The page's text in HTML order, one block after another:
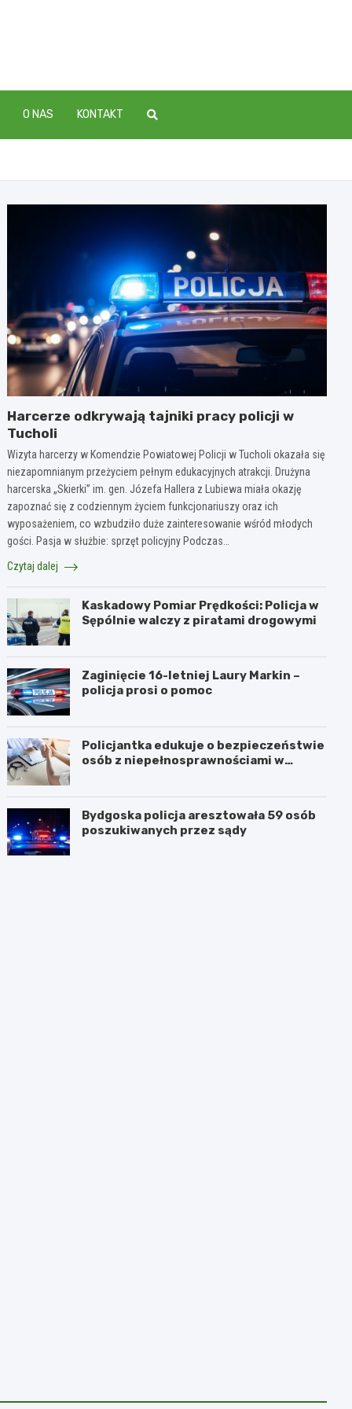
O NAS KONTAKT
Harcerze odkrywają tajniki pracy policji w
Tucholi
Wizyta harcerzy w Komendzie Powiatowej Policji w Tucholi okazała się
niezapomnianym przeżyciem pełnym edukacyjnych atrakcji. Drużyna
harcerska „Skierki” im. gen. Józefa Hallera z Lubiewa miała okazję
zapoznać się z codziennym życiem funkcjonariuszy oraz ich
wyposażeniem, co wzbudziło duże zainteresowanie wśród młodych
gości. Pasja w służbie: sprzęt policyjny Podczas…
Czytaj dalej
Kaskadowy Pomiar Prędkości: Policja w
Sępólnie walczy z piratami drogowymi
Zaginięcie 16-letniej Laury Markin –
policja prosi o pomoc
Policjantka edukuje o bezpieczeństwie
osób z niepełnosprawnościami w
Bydgoska policja aresztowała 59 osób
poszukiwanych przez sądy